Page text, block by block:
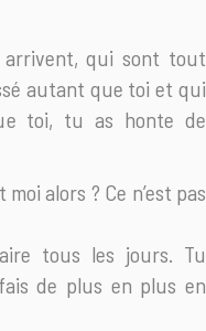
qui sont tout
autant que toi et qui
toi, tu as honte de
alors ? Ce n’est pas
tous les jours. Tu
de plus en plus en